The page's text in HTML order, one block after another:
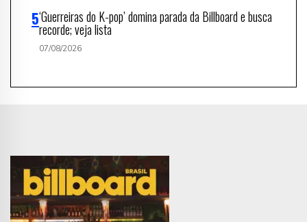
‘Guerreiras do K-pop’ domina parada da Billboard e busca
recorde; veja lista
07/08/2026